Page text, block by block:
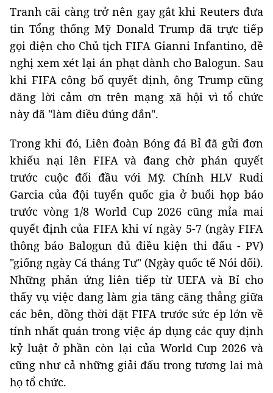
Tranh cãi càng trở nên gay gắt khi Reuters đưa
tin Tổng thống Mỹ Donald Trump đã trực tiếp
gọi điện cho Chủ tịch FIFA Gianni Infantino, đề
nghị xem xét lại án phạt dành cho Balogun. Sau
khi FIFA công bố quyết định, ông Trump cũng
đăng lời cảm ơn trên mạng xã hội vì tổ chức
này đã "làm điều đúng đắn".
Trong khi đó, Liên đoàn Bóng đá Bỉ đã gửi đơn
khiếu nại lên FIFA và đang chờ phán quyết
trước cuộc đối đầu với Mỹ. Chính HLV Rudi
Garcia của đội tuyển quốc gia ở buổi họp báo
trước vòng 1/8 World Cup 2026 cũng mỉa mai
quyết định của FIFA khi ví ngày 5-7 (ngày FIFA
thông báo Balogun đủ điều kiện thi đấu - PV)
"giống ngày Cá tháng Tư" (Ngày quốc tế Nói dối).
Những phản ứng liên tiếp từ UEFA và Bỉ cho
thấy vụ việc đang làm gia tăng căng thẳng giữa
các bên, đồng thời đặt FIFA trước sức ép lớn về
tính nhất quán trong việc áp dụng các quy định
kỷ luật ở phần còn lại của World Cup 2026 và
cũng như cả những giải đấu trong tương lai mà
họ tổ chức.